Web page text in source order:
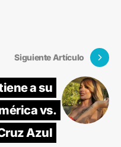
Siguiente Artículo
a su
vs.
Azul